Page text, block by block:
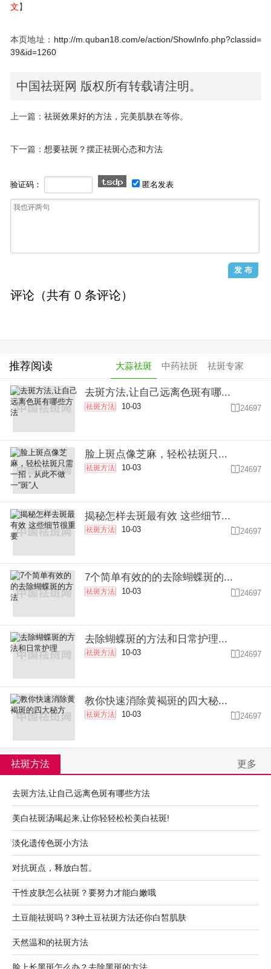
文】
本页地址： http://m.quban18.com/e/action/ShowInfo.php?classid=
39&id=1260
中国祛斑网 版权所有转载请注明。
上一篇： 祛斑效果好的方法，完美肌肤在等你。
下一篇： 想要祛斑？摆正祛斑心态和方法
验证码： 匿名发表
评论（共有 0 条评论）
推荐阅读 大蒜祛斑 中药祛斑 祛斑专家
去斑方法,让自己远离色斑有哪...
祛斑方法 10-03  24697
脸上斑点像芝麻，轻松祛斑只...
祛斑方法 10-03 24697
揭秘怎样去斑最有效 这些细节...
祛斑方法 10-03  24697
7个简单有效的的去除蝴蝶斑的...
祛斑方法 10-03 24697
去除蝴蝶斑的方法和日常护理...
祛斑方法 10-03 24697
教你快速消除黄褐斑的四大秘...
祛斑方法 10-03  24697
祛斑方法 更多
去斑方法,让自己远离色斑有哪些方法
美白祛斑汤喝起来,让你轻轻松松美白祛斑!
淡化遗传色斑小方法
对抗斑点，释放白皙。
干性皮肤怎么祛斑？要努力才能白嫩哦
土豆能祛斑吗？3种土豆祛斑方法还你白皙肌肤
天然温和的祛斑方法